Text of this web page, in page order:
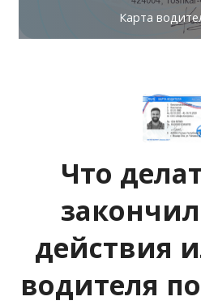
Карта
Что
действия
водителя